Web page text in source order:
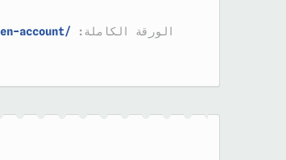
الورقة الكاملة: /open-account — المستندات وأنواع الحسابات والتجريبي ←